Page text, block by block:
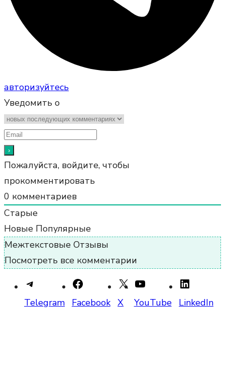
авторизуйтесь
Уведомить о
Пожалуйста, войдите, чтобы
прокомментировать
0 комментариев
Старые
Новые Популярные
Межтекстовые Отзывы
Посмотреть все комментарии
Telegram Facebook X YouTube LinkedIn